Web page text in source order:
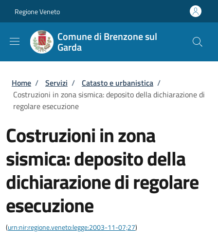
Regione Veneto
Comune di Brenzone sul
Garda
Briciole di pane
Home / Servizi / Catasto e urbanistica /
Costruzioni in zona sismica: deposito della dichiarazione di
regolare esecuzione
Costruzioni in zona
sismica: deposito della
dichiarazione di regolare
esecuzione
(urn:nir:regione.veneto:legge:2003-11-07;27)